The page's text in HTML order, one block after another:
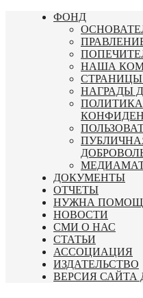
Перейти
ФОНД
НАША
НАГРАДЫ
ПОЛИТИКА
ДОКУМЕНТЫ
ОТЧЕТЫ
НУЖНА
НОВОСТИ
СМИ О НАС
СТАТЬИ
АССОЦИАЦИЯ
ИЗДАТЕЛЬСТВО
ВЕРСИЯ